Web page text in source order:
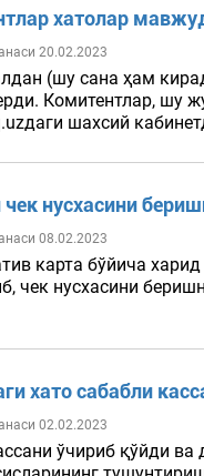
хатолар
20.02.2023
(шу сана ҳам
Комитентлар, шу
шахсий
чек нусхасини
08.02.2023
карта бўйича
чек нусхасини
хато сабабли
02.02.2023
ўчириб қўйди